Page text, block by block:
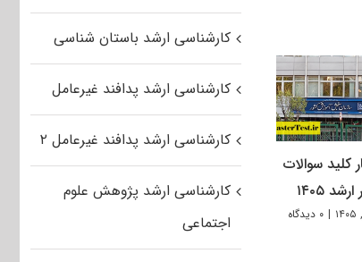
کلید سوالات
۱۴۰۵
| ۰ دیدگاه
کارشناسی ارشد باستان شناسی
کارشناسی ارشد پدافند غیرعامل
کارشناسی ارشد پدافند غیرعامل ۲
کارشناسی ارشد پژوهش علوم
اجتماعی